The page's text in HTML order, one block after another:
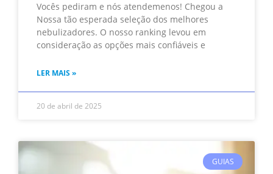
Vocês pediram e nós atendemenos! Chegou a
Nossa tão esperada seleção dos melhores
nebulizadores. O nosso ranking levou em
consideração as opções mais confiáveis e
LER MAIS »
20 de abril de 2025
GUIAS